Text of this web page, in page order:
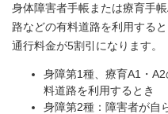
身体障害者手帳または療育手
路などの有料道路を利用する
通行料金が5割引になります。
身障第1種、療育A1・
料道路を利用するとき
身障第2種：障害者が自